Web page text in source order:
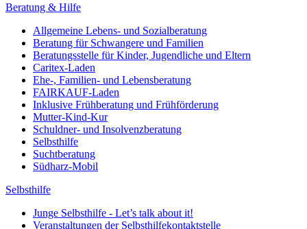
Beratung & Hilfe
Allgemeine Lebens- und Sozialberatung
Beratung für Schwangere und Familien
Beratungsstelle für Kinder, Jugendliche und Eltern
Caritex-Laden
Ehe-, Familien- und Lebensberatung
FAIRKAUF-Laden
Inklusive Frühberatung und Frühförderung
Mutter-Kind-Kur
Schuldner- und Insolvenzberatung
Selbsthilfe
Suchtberatung
Südharz-Mobil
Selbsthilfe
Junge Selbsthilfe - Let’s talk about it!
Veranstaltungen der Selbsthilfekontaktstelle